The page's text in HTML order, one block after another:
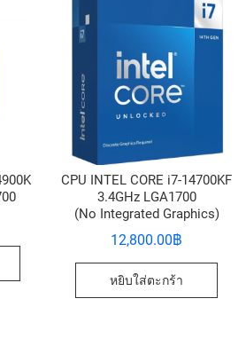
CPU INTEL CORE i7-14700KF
3.4GHz LGA1700
(No Integrated Graphics)
12,800.00฿
หยิบใส่ตะกร้า